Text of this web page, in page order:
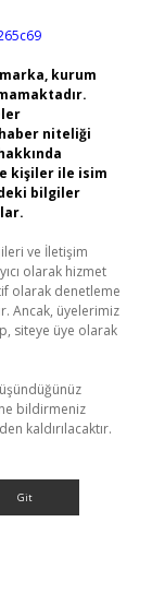
kurum
niteliği
kişiler ile isim
bilgiler
ve İletişim
olarak hizmet
olarak denetleme
Ancak, üyelerimiz
siteye üye olarak
bildirmeniz
kaldırılacaktır.